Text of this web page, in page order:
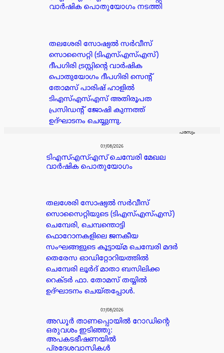
വാർഷിക പൊതുയോഗം നടത്തി
തലശേരി സോഷ്യൽ സർവീസ്
സൊസൈറ്റി (ടിഎസ്എസ്എസ്)
ദീപഗിരി ട്രസ്റ്റിന്റെ വാർഷിക
പൊതുയോഗം ദീപഗിരി സെന്റ്
തോമസ് പാരിഷ് ഹാളിൽ
ടിഎസ്എസ്എസ് അതിരൂപത
പ്രസിഡൻ്റ് ജോഷി കുന്നത്ത്
ഉദ്ഘാടനം ചെയ്യുന്നു.
പരസ്യം
07/08/2026
ടിഎസ്എസ്എസ് ചെമ്പേരി മേഖല
വാർഷിക പൊതുയോഗം
തലശേരി സോഷ്യൽ സർവീസ്
സൊസൈറ്റിയുടെ (ടിഎസ്എസ്എസ്)
ചെമ്പേരി, ചെമ്പന്തൊട്ടി
ഫൊറോനകളിലെ ജനകീയ
സംഘങ്ങളുടെ കൂട്ടായ്മ ചെമ്പേരി മദർ
തെരേസ ഓഡിറ്റോറിയത്തിൽ
ചെമ്പേരി ലൂർദ് മാതാ ബസിലിക്ക
റെക്ടർ ഫാ. തോമസ് തയ്യിൽ
ഉദ്ഘാടനം ചെയ്തപ്പോൾ.
07/08/2026
അഡൂർ താണപ്പൊയിൽ റോഡിന്റെ
ഒരുവശം ഇടിഞ്ഞു:
അപകടഭീഷണയിൽ
പ്രദേശവാസികൾ